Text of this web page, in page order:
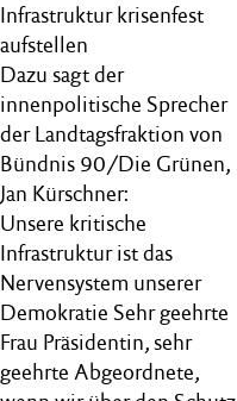
Infrastruktur krisenfest
aufstellen
Dazu sagt der
innenpolitische Sprecher
der Landtagsfraktion von
Bündnis 90/Die Grünen,
Jan Kürschner:
Unsere kritische
Infrastruktur ist das
Nervensystem unserer
Demokratie Sehr geehrte
Frau Präsidentin, sehr
geehrte Abgeordnete,